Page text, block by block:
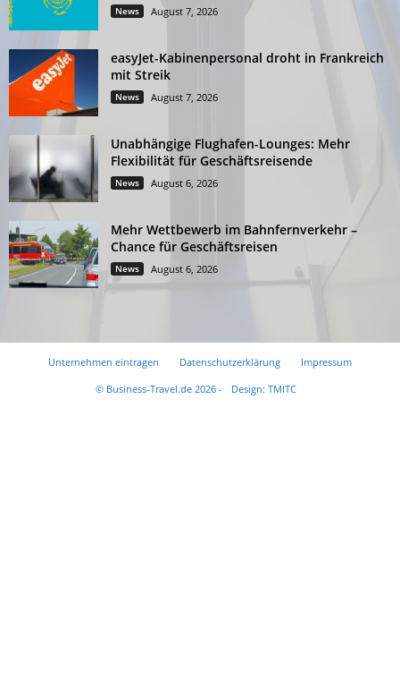
News August 7, 2026
easyJet-Kabinenpersonal droht in Frankreich
mit Streik
News August 7, 2026
Unabhängige Flughafen-Lounges: Mehr
Flexibilität für Geschäftsreisende
News August 6, 2026
Mehr Wettbewerb im Bahnfernverkehr –
Chance für Geschäftsreisen
News August 6, 2026
Unternehmen eintragen Datenschutzerklärung
Impressum
© Business-Travel.de 2026 -
Design: TMITC